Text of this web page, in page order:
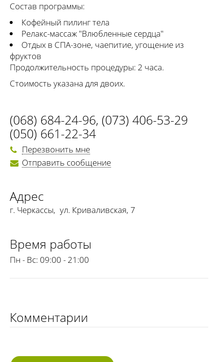
Состав программы:
Кофейный пилинг тела
Релакс-массаж "Влюбленные сердца"
Отдых в СПА-зоне, чаепитие, угощение из
фруктов
Продолжительность процедуры: 2 часа.
Стоимость указана для двоих.
(068) 684-24-96, (073) 406-53-29
(050) 661-22-34
Перезвонить мне
Отправить сообщение
Адрес
г. Черкассы, ул. Криваливская, 7
Время работы
Пн - Вс: 09:00 - 21:00
Комментарии